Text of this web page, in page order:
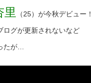
里 （25）が今秋デビュー！
ログが更新されないなど
たが…